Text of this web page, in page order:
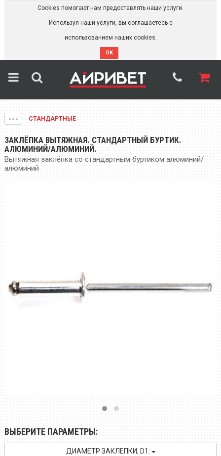
Cookies помогают нам предоставлять наши услуги.
Используя наши услуги, вы соглашаетесь с
использованием наших cookies.
OK
СТАНДАРТНЫЕ
ЗАКЛЁПКА ВЫТЯЖНАЯ. СТАНДАРТНЫЙ БУРТИК.
АЛЮМИНИЙ/АЛЮМИНИЙ.
Вытяжная заклёпка со стандартным буртиком алюминий/
алюминий
ВЫБЕРИТЕ ПАРАМЕТРЫ:
ДИАМЕТР ЗАКЛЕПКИ, D1: